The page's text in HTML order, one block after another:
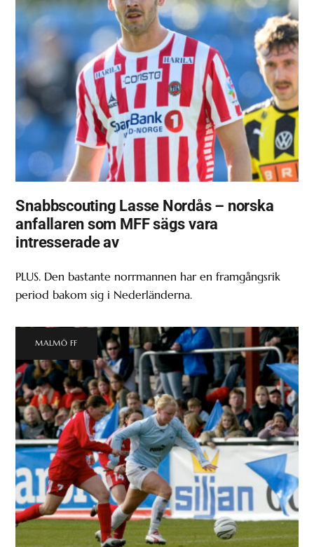
Snabbscouting Lasse Nordås – norska
anfallaren som MFF sägs vara
intresserade av
PLUS. Den bastante norrmannen har en framgångsrik
period bakom sig i Nederländerna.
MALMÖ FF